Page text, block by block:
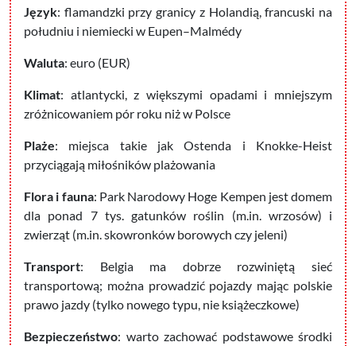
Język: flamandzki przy granicy z Holandią, francuski na
południu i niemiecki w Eupen–Malmédy
Waluta: euro (EUR)
Klimat: atlantycki, z większymi opadami i mniejszym
zróżnicowaniem pór roku niż w Polsce
Plaże: miejsca takie jak Ostenda i Knokke-Heist
przyciągają miłośników plażowania
Flora i fauna: Park Narodowy Hoge Kempen jest domem
dla ponad 7 tys. gatunków roślin (m.in. wrzosów) i
zwierząt (m.in. skowronków borowych czy jeleni)
Transport: Belgia ma dobrze rozwiniętą sieć
transportową; można prowadzić pojazdy mając polskie
prawo jazdy (tylko nowego typu, nie książeczkowe)
Bezpieczeństwo: warto zachować podstawowe środki